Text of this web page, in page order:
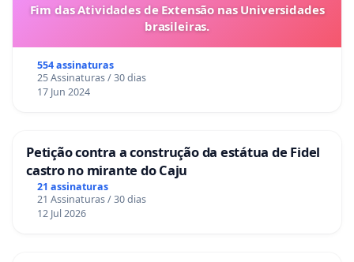
Fim das Atividades de Extensão nas Universidades
brasileiras.
554 assinaturas
25 Assinaturas / 30 dias
17 Jun 2024
Petição contra a construção da estátua de Fidel
castro no mirante do Caju
21 assinaturas
21 Assinaturas / 30 dias
12 Jul 2026